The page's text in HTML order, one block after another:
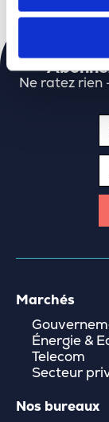
Ne ratez rien
Marchés
Énergie &
Telecom
Secteur
Nos bureaux